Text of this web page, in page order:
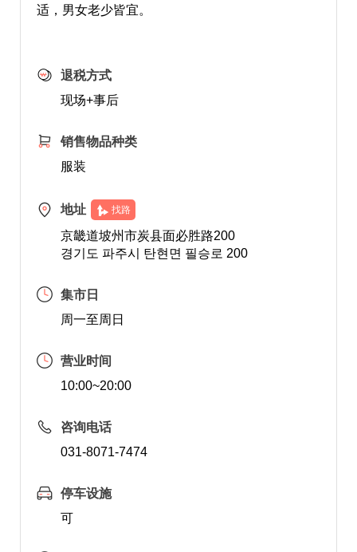
适，男女老少皆宜。
退税方式
现场+事后
销售物品种类
服装
地址 找路
京畿道坡州市炭县面必胜路200
경기도 파주시 탄현면 필승로 200
集市日
周一至周日
营业时间
10:00~20:00
咨询电话
031-8071-7474
停车设施
可